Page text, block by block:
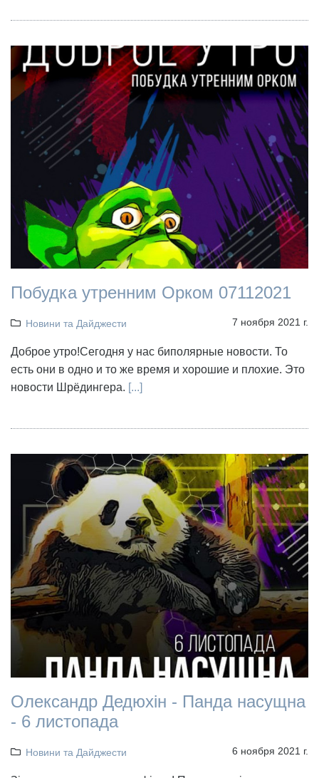
Побудка утренним Орком 07112021
Новини та Дайджести 7 ноября 2021 г.
Доброе утро!Сегодня у нас биполярные новости. То
есть они в одно и то же время и хорошие и плохие. Это
новости Шрёдингера. [...]
Олександр Дедюхін - Панда насущна
- 6 листопада
Новини та Дайджести 6 ноября 2021 г.